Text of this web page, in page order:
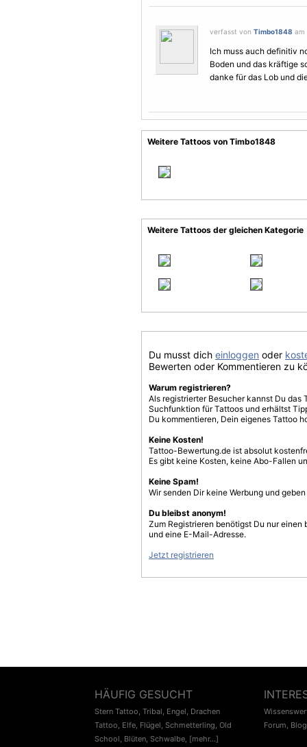
verfasst von Timbo1848 am
Ich muss auch definitiv
Boden und das kräftige
danke für das Lob und
Weitere Tattoos von Timbo1848
Weitere Tattoos der gleichen Kategorie
Du musst dich einloggen oder
Bewerten oder Kommentieren zu
Warum registrieren?
Als registrierter Besucher kannst Du
Suchfunktion für Tattoos und erhältst
Du kommentieren, Dein eigenes Tattoo
Keine Kosten!
Tattoo-Bewertung.de ist absolut
Es gibt keine Kosten, keine Abo-Fallen
Keine Spam!
Wir senden Dir keine Werbung und
Du bleibst anonym!
Zum Registrieren benötigst Du nur einen
und eine E-Mail-Adresse.
Jetzt registrieren
HÄUFIG GESUCHT
Stern Tattoo, Tribal, Engel, Drachen
Tattoo, Elfe, Flügel, Schmetterling, Old
School, Blüten, Schwalbe, [mehr...]
Forum, Blog